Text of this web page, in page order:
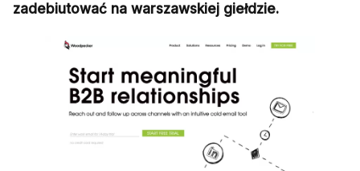
zadebiutować na warszawskiej giełdzie.